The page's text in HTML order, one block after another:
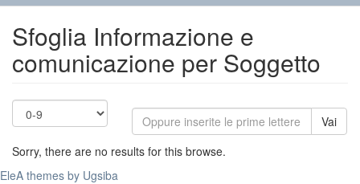
Sfoglia Informazione e
comunicazione per Soggetto
Vai
Sorry, there are no results for this browse.
EleA themes by Ugsiba